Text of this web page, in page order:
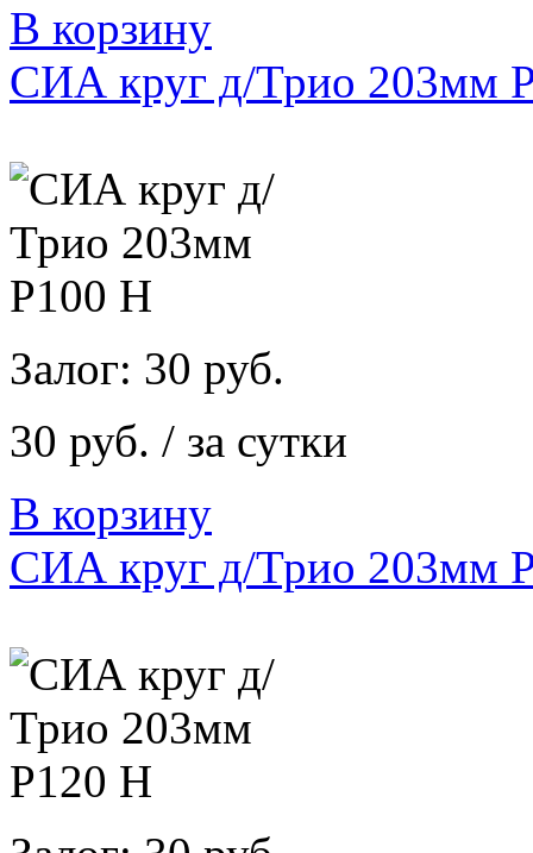
В корзину
СИА круг д/Трио 203мм
Залог: 30 руб.
30 руб. / за сутки
В корзину
СИА круг д/Трио 203мм